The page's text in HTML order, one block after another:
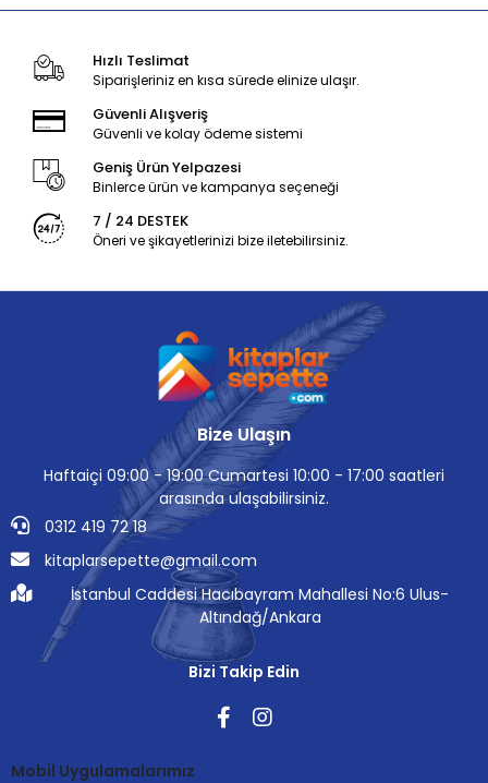
Hızlı Teslimat
Siparişleriniz en kısa sürede elinize ulaşır.
Güvenli Alışveriş
Güvenli ve kolay ödeme sistemi
Geniş Ürün Yelpazesi
Binlerce ürün ve kampanya seçeneği
7 / 24 DESTEK
Öneri ve şikayetlerinizi bize iletebilirsiniz.
Bize Ulaşın
Haftaiçi 09:00 - 19:00 Cumartesi 10:00 - 17:00 saatleri
arasında ulaşabilirsiniz.
0312 419 72 18
kitaplarsepette@gmail.com
İstanbul Caddesi Hacıbayram Mahallesi No:6 Ulus-
Altındağ/Ankara
Bizi Takip Edin
Mobil Uygulamalarımız